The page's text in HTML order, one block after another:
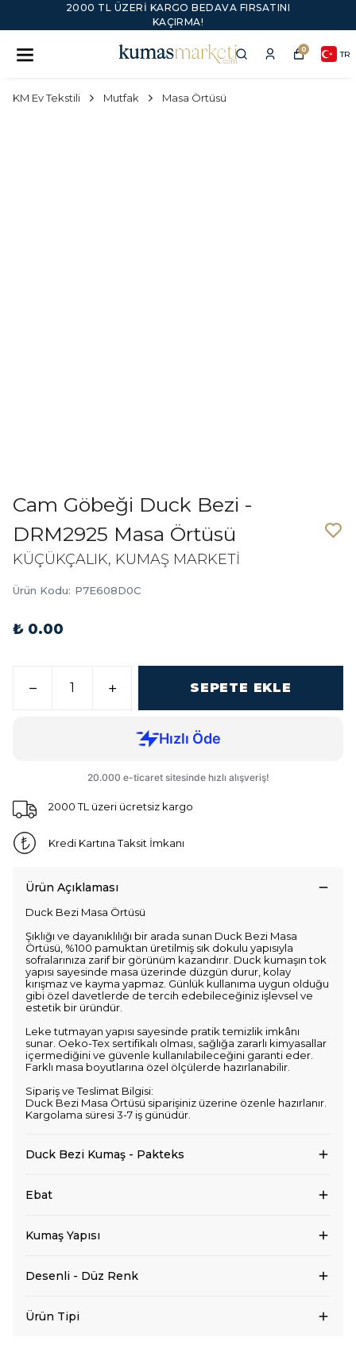
2000 TL ÜZERI KARGO BEDAVA FIRSATINI
KAÇIRMA!
0 TR
KM Ev Tekstili Mutfak Masa Örtüsü
Cam Göbeği Duck Bezi -
DRM2925 Masa Örtüsü
KÜÇÜKÇALIK, KUMAŞ MARKETİ
Ürün Kodu: P7E608D0C
₺ 0.00
SEPETE EKLE
2000 TL üzeri ücretsiz kargo
Kredi Kartına Taksit İmkanı
Ürün Açıklaması
Duck Bezi Masa Örtüsü
Şıklığı ve dayanıklılığı bir arada sunan Duck Bezi Masa
Örtüsü, %100 pamuktan üretilmiş sık dokulu yapısıyla
sofralarınıza zarif bir görünüm kazandırır. Duck kumaşın tok
yapısı sayesinde masa üzerinde düzgün durur, kolay
kırışmaz ve kayma yapmaz. Günlük kullanıma uygun olduğu
gibi özel davetlerde de tercih edebileceğiniz işlevsel ve
estetik bir üründür.
Leke tutmayan yapısı sayesinde pratik temizlik imkânı
sunar. Oeko-Tex sertifikalı olması, sağlığa zararlı kimyasallar
içermediğini ve güvenle kullanılabileceğini garanti eder.
Farklı masa boyutlarına özel ölçülerde hazırlanabilir.
Sipariş ve Teslimat Bilgisi:
Duck Bezi Masa Örtüsü siparişiniz üzerine özenle hazırlanır.
Kargolama süresi 3-7 iş günüdür.
Duck Bezi Kumaş - Pakteks
Ebat
Kumaş Yapısı
Desenli - Düz Renk
Ürün Tipi